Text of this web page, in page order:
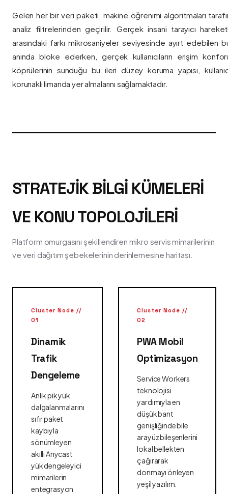
Gelen her bir veri paketi, makine öğrenimi algoritmaları
analiz filtrelerinden geçirilir. Gerçek insani tarayıcı
arasındaki farkı mikrosaniyeler seviyesinde ayırt edebilen
anında bloke ederken, gerçek kullanıcıların erişim
köprülerinin sunduğu bu ileri düzey koruma yapısı,
korunaklı limanda yer almalarını sağlamaktadır.
STRATEJIK BILGI KÜMELERI
VE KONU TOPOLOJILERI
Platform omurgasını şekillendiren mikro servis mimarilerinin
ve veri dağıtım şebekelerinin derinlemesine haritası.
Cluster Node //
01
Dinamik
Trafik
Dengeleme
Anlık pik yük
dalgalanmalarını
sıfır paket
kaybıyla
sönümleyen
akıllı Anycast
yük dengeleyici
mimarilerin
entegrasyon
Cluster Node //
02
PWA Mobil
Optimizasyon
Service Workers
teknolojisi
yardımıyla en
düşük bant
genişliğinde bile
arayüz bileşenlerini
lokal bellekten
çağırarak
donmayı önleyen
yeşil yazılım.